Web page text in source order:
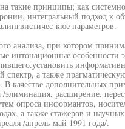
такие принципы; как
интегральный подход к
кюе параметров.
анализа, при котором
интонационные особенности
а также
качестве дополнительных
расширение,
опроса информантов,
а также стажеров и
/апрель-май 1991 года/.